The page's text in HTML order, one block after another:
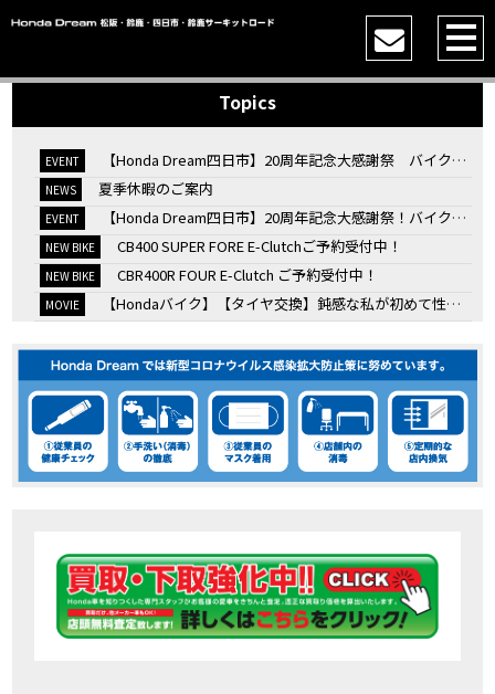
Topics
EVENT 【Honda Dream四日市】20周年記念大感謝祭 バイク女子トークショー
NEWS 夏季休暇のご案内
EVENT 【Honda Dream四日市】20周年記念大感謝祭！バイク女子トークショー
NEW BIKE CB400 SUPER FORE E-Clutchご予約受付中！
NEW BIKE CBR400R FOUR E-Clutch ご予約受付中！
MOVIE 【Hondaバイク】【タイヤ交換】鈍感な私が初めて性能を実感した【三重県】【Honda DREAM】
EVENT KOOD クロモリアクスルシャフトお客様のバイクで体感試走
MOVIE 【三重→香川】このバイク、なんだと思いますか？【ホンダ バイク】【Honda DREAM】【三重県】
EVENT “コカ・コーラ”鈴鹿８時間耐久ロードレース 第47回大会「TSR応援席プレミアムチケット販売開始！」
MOVIE 【ホンダ バイク】バイクを長持ちさせる洗車を教えてもらった【プロの裏ワザ】
MOVIE 【ホンダ バイク】CRF1100L Africa Twinは女性ライダーでも快適か？四国ツーリング【X-ADVオーナー目線】
MOVIE 【ホンダ バイク】 ホンダドリーム鈴鹿の未公開シーン【モトベはつこ】
MOVIE 最新のアフリカツインどう？妹とHondaDreamのバイク全部見た結果｜Honda SuperCub
MOVIE 【ホンダ バイク】「ボカロ文化」を知ろう ナビゲーションをスキップ 検索 作成 6 アバターの画像 三重県を巡る女性ライダーの4日間！ポケふた全制覇ツーリング Honda CB1000F